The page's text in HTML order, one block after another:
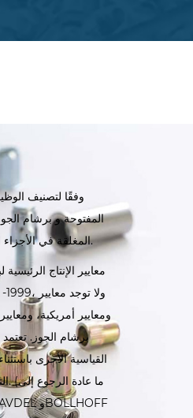
وفقًا لتصنيف
المفتوحة و برشام
المغلقة في الأجزاء التي تتطلب العزل المائي بشكل عام.
معايير الإنتاج
برشام الجوز. تعتمد
القياسية الأخرى